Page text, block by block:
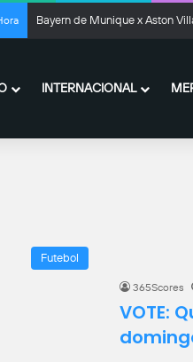
Bayern de Munique x Aston
INTERNACIONAL
Futebol
365Scores
VOTE: